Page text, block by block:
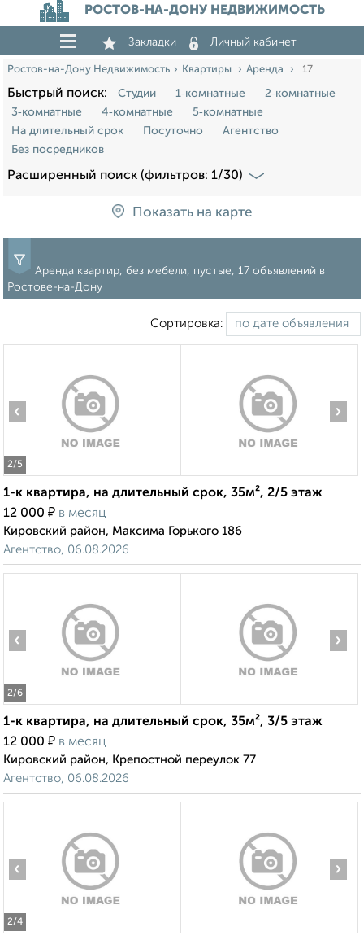
РОСТОВ-НА-ДОНУ НЕДВИЖИМОСТЬ
Закладки Личный кабинет
Ростов-на-Дону Недвижимость Квартиры Аренда 17
Быстрый поиск: Студии 1‑комнатные
2‑комнатные
3‑комнатные
4‑комнатные
5‑комнатные
На длительный срок
Посуточно
Агентство
Без посредников
Расширенный поиск (фильтров: 1/30)
Показать на карте
Аренда квартир, без мебели, пустые, 17 объявлений в
Ростове-на-Дону
Сортировка:
2/5
‹ ›
1-к квартира, на длительный срок, 35м², 2/5 этаж
12 000 ₽ в месяц
Кировский район, Максима Горького 186
Агентство, 06.08.2026
2/6
‹ ›
1-к квартира, на длительный срок, 35м², 3/5 этаж
12 000 ₽ в месяц
Кировский район, Крепостной переулок 77
Агентство, 06.08.2026
2/4
‹ ›